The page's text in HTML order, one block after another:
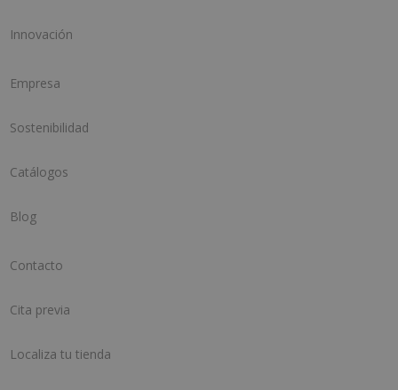
Innovación
Empresa
Sostenibilidad
Catálogos
Blog
Contacto
Cita previa
Localiza tu tienda